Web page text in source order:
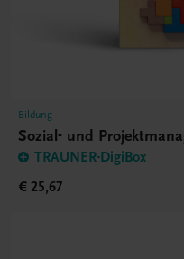
Bildung
Sozial- und
TRAUNER-DigiBox
€ 25,67